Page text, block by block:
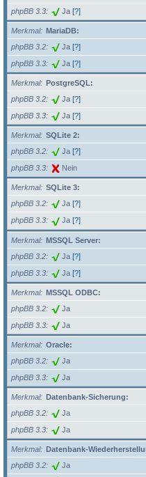
phpBB 3.3 Ja [?]
Merkmal
MariaDB:
phpBB 3.2
Ja [?]
phpBB 3.3 Ja [?]
Merkmal
PostgreSQL:
phpBB 3.2
Ja [?]
phpBB 3.3 Ja [?]
Merkmal
SQLite 2:
phpBB 3.2
Ja [?]
phpBB 3.3 Nein
Merkmal
SQLite 3:
phpBB 3.2
Ja [?]
phpBB 3.3 Ja [?]
Merkmal
MSSQL Server:
phpBB 3.2
Ja [?]
phpBB 3.3 Ja [?]
Merkmal
MSSQL ODBC:
phpBB 3.2
Ja
phpBB 3.3 Ja
Merkmal
Oracle:
phpBB 3.2
Ja
phpBB 3.3 Ja
Merkmal
Datenbank-Sicherung:
phpBB 3.2
Ja
phpBB 3.3 Ja
Merkmal
Datenbank-
phpBB 3.2
Ja